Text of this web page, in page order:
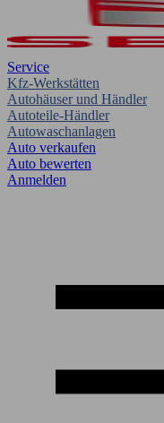
Service
Kfz-Werkstätten
Autohäuser und Händler
Autoteile-Händler
Autowaschanlagen
Auto verkaufen
Auto bewerten
Anmelden